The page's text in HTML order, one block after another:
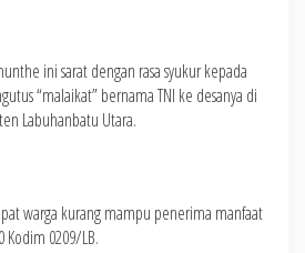
ini sarat dengan rasa syukur kepada
“malaikat” bernama TNI ke desanya di
Labuhanbatu Utara.
warga kurang mampu penerima manfaat
Kodim 0209/LB.